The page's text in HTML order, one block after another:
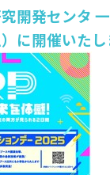
ス研究所
ョン科学基礎研究所
究所
覧
覧
開発センタ
に開催いたし